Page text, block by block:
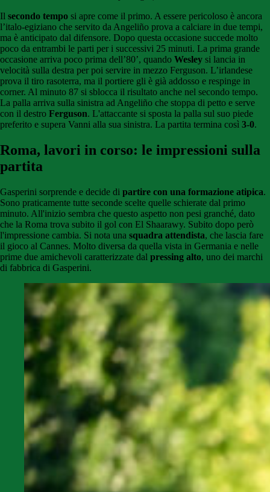
Il secondo tempo si apre come il primo. A essere pericoloso è ancora
l’italo-egiziano che servito da Angeliño prova a calciare in due tempi,
ma è anticipato dal difensore. Dopo questa occasione succede molto
poco da entrambi le parti per i successivi 25 minuti. La prima grande
occasione arriva poco prima dell’80’, quando Wesley si lancia in
velocità sulla destra per poi servire in mezzo Ferguson. L’irlandese
prova il tiro rasoterra, ma il portiere gli è già addosso e respinge in
corner. Al minuto 87 si sblocca il risultato anche nel secondo tempo.
La palla arriva sulla sinistra ad Angeliño che stoppa di petto e serve
con il destro Ferguson. L'attaccante si sposta la palla sul suo piede
preferito e supera Vanni alla sua sinistra. La partita termina così 3-0.
Roma, lavori in corso: le impressioni sulla
partita
Gasperini sorprende e decide di partire con una formazione atipica.
Sono praticamente tutte seconde scelte quelle schierate dal primo
minuto. All'inizio sembra che questo aspetto non pesi granché, dato
che la Roma trova subito il gol con El Shaarawy. Subito dopo però
l'impressione cambia. Si nota una squadra attendista, che lascia fare
il gioco al Cannes. Molto diversa da quella vista in Germania e nelle
prime due amichevoli caratterizzate dal pressing alto, uno dei marchi
di fabbrica di Gasperini.